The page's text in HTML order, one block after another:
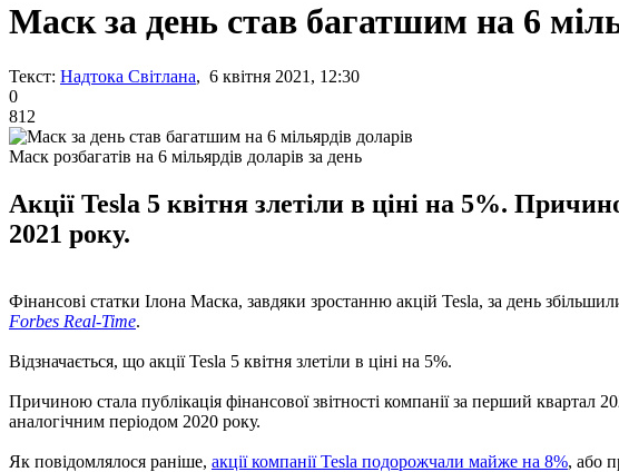
Маск за день став багатшим на 6
Текст: Надтока Світлана, 6 квітня 2021, 12:30
0
812
Маск розбагатів на 6 мільярдів доларів за день
Акції Tesla 5 квітня злетіли в ціні на 5%.
2021 року.
Фінансові статки Ілона Маска, завдяки зростанню акцій Tesla, за день
Forbes Real-Time.
Відзначається, що акції Tesla 5 квітня злетіли в ціні на 5%.
Причиною стала публікація фінансової звітності компанії за перший квартал
аналогічним періодом 2020 року.
Як повідомлялося раніше, акції компанії Tesla подорожчали майже на 8%, або